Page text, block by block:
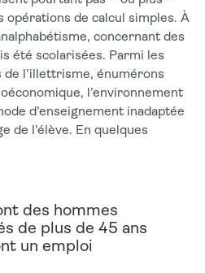
opérations de calcul simples. À
concernant des
été scolarisées. Parmi les
l’illettrisme, énumérons
l’environnement
d’enseignement inadaptée
de l’élève. En quelques
des hommes
de plus de 45 ans
un emploi